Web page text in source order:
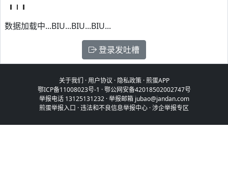
数据加载中...BIU...BIU...BIU...
登录发吐槽
关于我们 ·用户协议 · 隐私政策·煎蛋APP
鄂ICP备11008023号-1 ·鄂公网安备42018502002747号
举报电话 13125131232 · 举报邮箱 jubao@jandan.com
煎蛋举报入口 ·违法和不良信息举报中心 ·涉企举报专区